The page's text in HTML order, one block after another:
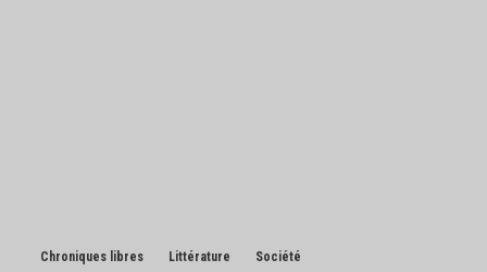
Chroniques libres Littérature Société